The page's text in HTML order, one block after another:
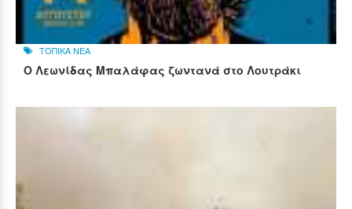
ΤΟΠΙΚΑ ΝΕΑ
Ο Λεωνίδας Μπαλάφας ζωντανά στο Λουτράκι